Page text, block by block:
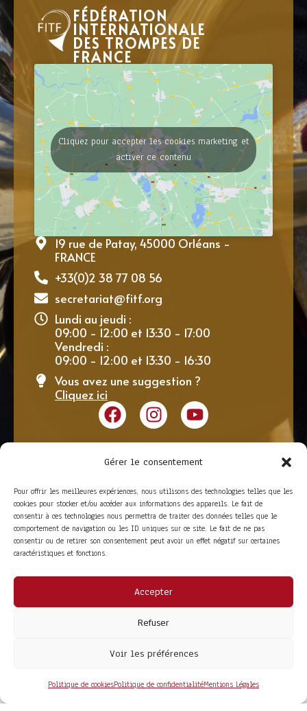
Gérer le consentement
Pour offrir les meilleures expériences, nous utilisons des technologies telles que les
cookies pour stocker et/ou accéder aux informations des appareils. Le fait de
consentir à ces technologies nous permettra de traiter des données telles que le
comportement de navigation ou les ID uniques sur ce site. Le fait de ne pas
consentir ou de retirer son consentement peut avoir un effet négatif sur certaines
caractéristiques et fonctions.
Accepter
Refuser
Voir les préférences
Politique de cookiesPolitique de confidentialitéMentions Légales
FÉDÉRATION
INTERNATIONALE
DES TROMPES DE
FRANCE
Cliquez pour accepter les cookies marketing et
activer ce contenu
19 rue de Patay, 45000 Orléans -
FRANCE
+33(0)2 38 77 08 56
secretariat@fitf.org
Lundi au jeudi :
09:00 - 12:00 et 13:30 - 17:00
Vendredi :
09:00 - 12:00 et 13:30 - 16:30
Vous avez une suggestion ?
Cliquez ici
Adhérer
Conditions Générales de Vente
Mentions Légales